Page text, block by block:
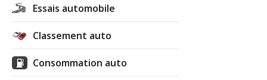
Essais automobile
Classement auto
Consommation auto